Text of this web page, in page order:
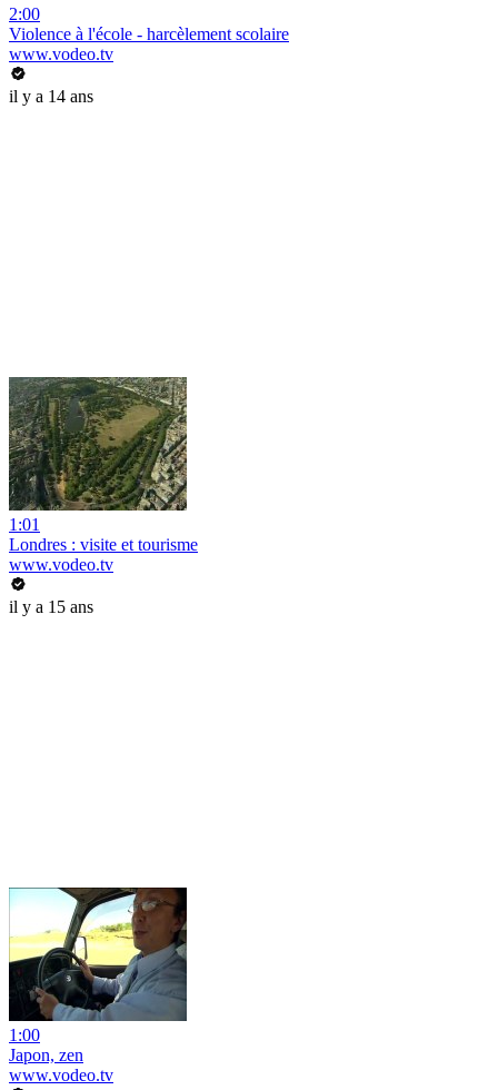
2:00
Violence à l'école - harcèlement scolaire
www.vodeo.tv
il y a 14 ans
1:01
Londres : visite et tourisme
www.vodeo.tv
il y a 15 ans
1:00
Japon, zen
www.vodeo.tv